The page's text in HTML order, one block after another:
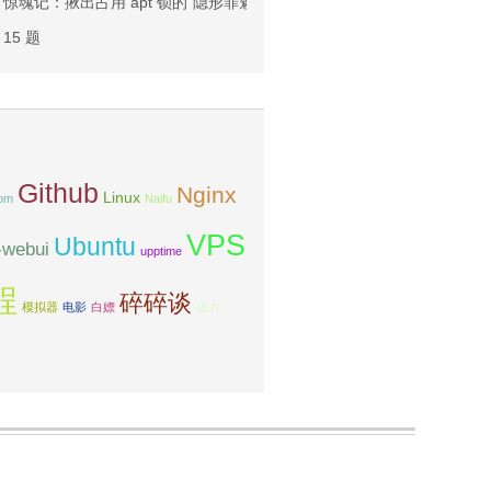
题
Github Linux Naifu Nginx
Ubuntu upptime VPS
模拟器 电影 白嫖 碎碎谈 磁力